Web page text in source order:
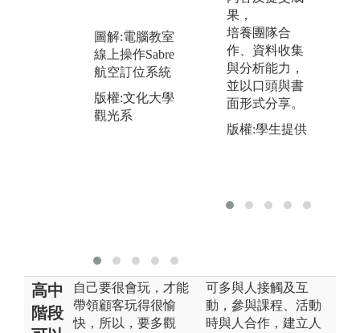
圖解:電腦教室
線上操作Sabre
航空訂位系統
版權:文化大學
觀光系
能力以及「做
中學」的能力
與習慣
圖解:透過龍鬚
糖教學體驗傳
統技藝，提供
果，
培養團隊合
作、資料收集
與分析能力，
並以口頭與書
面形式分享。
版權:學生提供
高中
階段
自己要很會玩，才能
帶領顧客玩得很愉
快，所以，要多觀
可多與人接觸及互
動，參與課程、活動
時與人合作，建立人